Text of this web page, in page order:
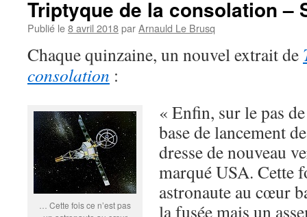
Triptyque de la consolation –
Publié le8 avril 2018parArnauld Le Brusq
Chaque quinzaine, un nouvel extrait de
consolation :
… Cette fois ce n’est pas
« Enfin, sur le pas
base de lancement
dresse de nouveau
marqué USA. Cette
astronaute au cœur
la fusée mais un